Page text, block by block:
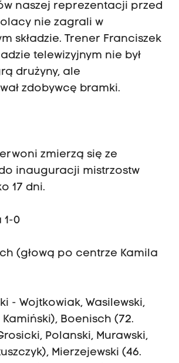
naszej reprezentacji przed
nie zagrali w
składzie. Trener Franciszek
telewizyjnym nie był
drużyny, ale
zdobywcę bramki.
zmierzą się ze
inauguracji mistrzostw
17 dni.
1-0
(głową po centrze Kamila
- Wojtkowiak, Wasilewski,
Kamiński), Boenisch (72.
Polanski, Murawski,
Mierzejewski (46.